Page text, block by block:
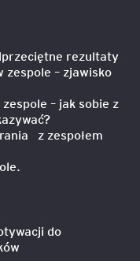
rezultaty
zespole – zjawisko
– jak sobie z
z zespołem
do